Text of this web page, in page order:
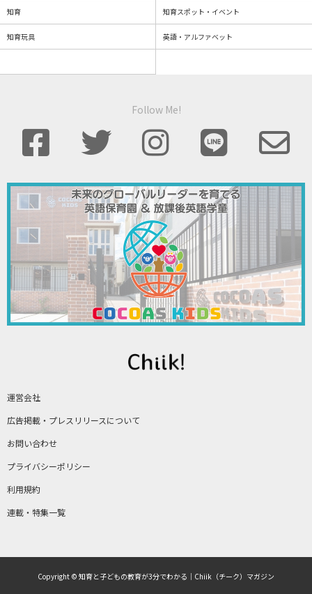
運営会社
広告掲載・プレスリリースについて
お問い合わせ
プライバシーポリシー
利用規約
連載・特集一覧
知育 知育スポット・イベント
知育玩具 英語・アルファベット
Follow Me!
Copyright © 知育と子どもの教育が3分でわかる｜Chiik（チーク）マガジン